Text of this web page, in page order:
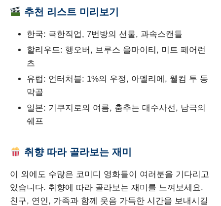
추천 리스트 미리보기
한국: 극한직업, 7번방의 선물, 과속스캔들
할리우드: 행오버, 브루스 올마이티, 미트 페어런
츠
유럽: 언터처블: 1%의 우정, 아멜리에, 웰컴 투 동
막골
일본: 기쿠지로의 여름, 춤추는 대수사선, 남극의
쉐프
취향 따라 골라보는 재미
이 외에도 수많은 코미디 영화들이 여러분을 기다리고
있습니다. 취향에 따라 골라보는 재미를 느껴보세요.
친구, 연인, 가족과 함께 웃음 가득한 시간을 보내시길